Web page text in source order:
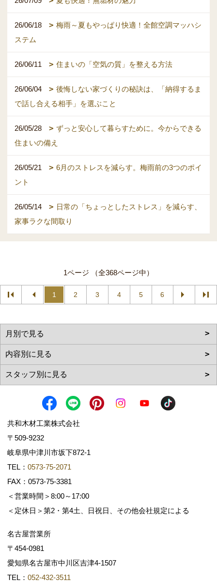
26/06/18
梅雨～夏もやっぱり快適！全館空調マッハシ
ステム
26/06/11 住まいの「空気の質」を整える方法
26/06/04
後悔しない家づくりの秘訣は、「納得するま
で話し合える相手」を選ぶこと
26/05/28
ずっと安心して暮らすために。今からできる
住まいの備え
26/05/21
6月のストレスを減らす。梅雨前の3つのポイ
ント
26/05/14
日常の「ちょっとしたストレス」を減らす、
家事ラクな間取り
1ページ （全368ページ中）
1 2 3 4 5 6
共和木材工業株式会社
〒509-9232
岐阜県中津川市坂下872‐1
TEL： 0573-75-2071
FAX：0573-75-3381
＜営業時間＞8:00～17:00
＜定休日＞第2・第4土、日祝日、その他会社規定による
名古屋営業所
〒454-0981
愛知県名古屋市中川区吉津4-1507
TEL： 052-432-3511